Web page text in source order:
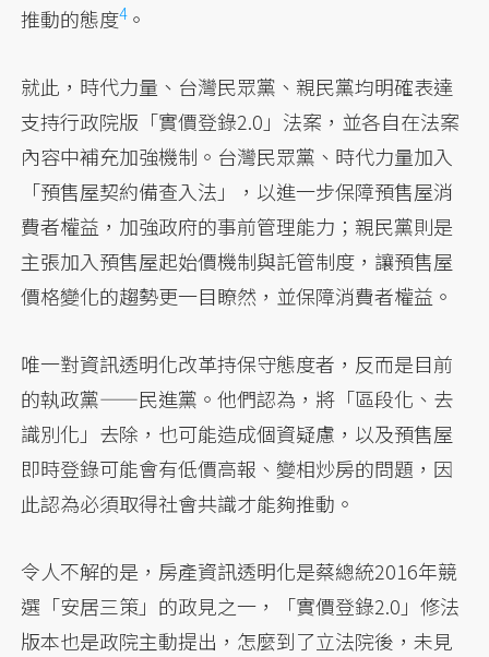
推動的態度4。
就此，時代力量、台灣民眾黨、親民黨均明確表達
支持行政院版「實價登錄2.0」法案，並各自在法案
內容中補充加強機制。台灣民眾黨、時代力量加入
「預售屋契約備查入法」，以進一步保障預售屋消
費者權益，加強政府的事前管理能力；親民黨則是
主張加入預售屋起始價機制與託管制度，讓預售屋
價格變化的趨勢更一目瞭然，並保障消費者權益。
唯一對資訊透明化改革持保守態度者，反而是目前
的執政黨——民進黨。他們認為，將「區段化、去
識別化」去除，也可能造成個資疑慮，以及預售屋
即時登錄可能會有低價高報、變相炒房的問題，因
此認為必須取得社會共識才能夠推動。
令人不解的是，房產資訊透明化是蔡總統2016年競
選「安居三策」的政見之一，「實價登錄2.0」修法
版本也是政院主動提出，怎麼到了立法院後，未見